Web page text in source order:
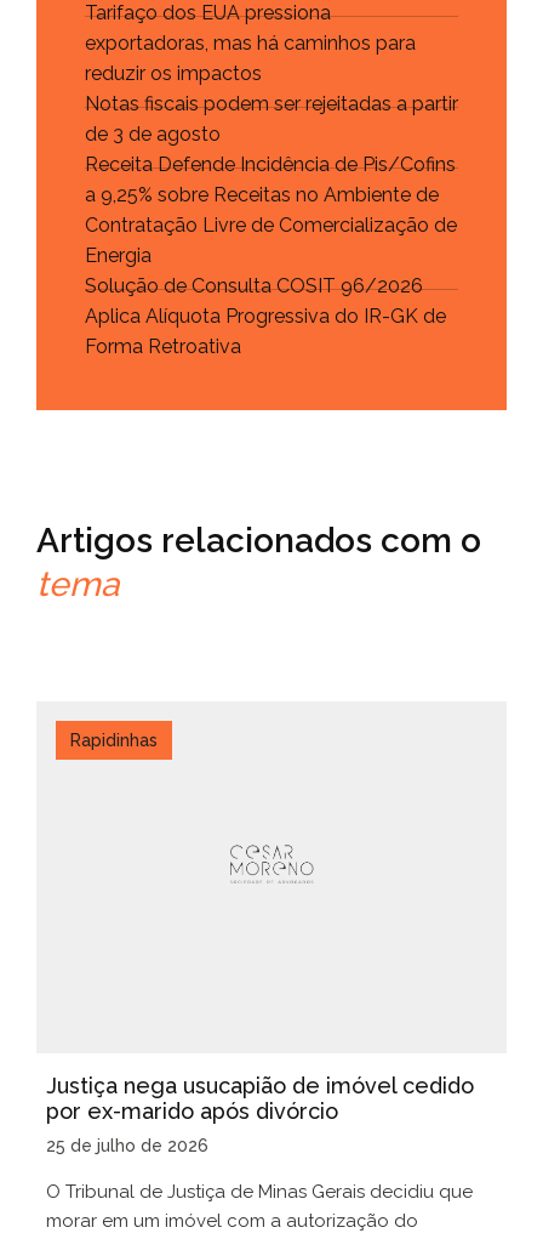
Tarifaço dos EUA pressiona
exportadoras, mas há caminhos para
reduzir os impactos
Notas fiscais podem ser rejeitadas a partir
de 3 de agosto
Receita Defende Incidência de Pis/Cofins
a 9,25% sobre Receitas no Ambiente de
Contratação Livre de Comercialização de
Energia
Solução de Consulta COSIT 96/2026
Aplica Alíquota Progressiva do IR-GK de
Forma Retroativa
Artigos relacionados com o
tema
Rapidinhas
Justiça nega usucapião de imóvel cedido
por ex-marido após divórcio
25 de julho de 2026
O Tribunal de Justiça de Minas Gerais decidiu que
morar em um imóvel com a autorização do